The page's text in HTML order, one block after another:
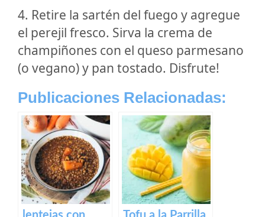
4. Retire la sartén del fuego y agregue
el perejil fresco. Sirva la crema de
champiñones con el queso parmesano
(o vegano) y pan tostado. Disfrute!
Publicaciones Relacionadas: